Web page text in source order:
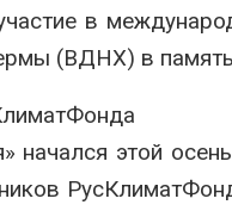
в
(ВДНХ) в
начался этой
Авг 6, 2026